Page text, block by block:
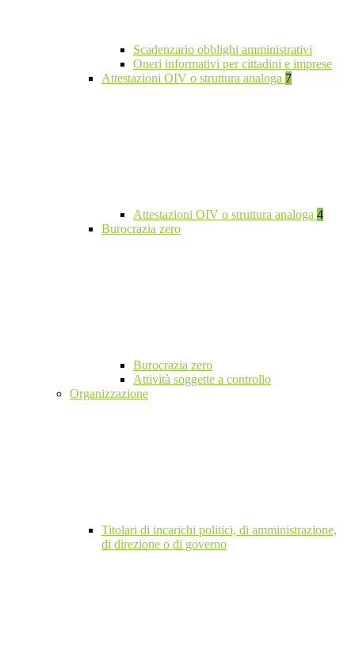
Scadenzario obblighi amministrativi
Oneri informativi per cittadini e imprese
Attestazioni OIV o struttura analoga 7
Attestazioni OIV o struttura analoga 4
Burocrazia zero
Burocrazia zero
Attività soggette a controllo
Organizzazione
Titolari di incarichi politici, di amministrazione,
di direzione o di governo